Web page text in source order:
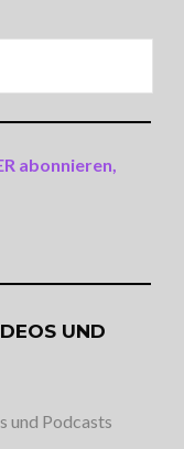
abonnieren,
UND